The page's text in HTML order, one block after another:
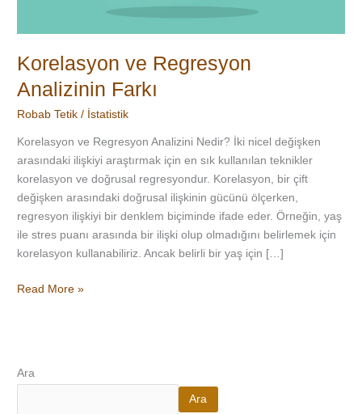
Korelasyon ve Regresyon
Analizinin Farkı
Robab Tetik/ İstatistik
Korelasyon ve Regresyon Analizini Nedir? İki nicel değişken
arasındaki ilişkiyi araştırmak için en sık kullanılan teknikler
korelasyon ve doğrusal regresyondur. Korelasyon, bir çift
değişken arasındaki doğrusal ilişkinin gücünü ölçerken,
regresyon ilişkiyi bir denklem biçiminde ifade eder. Örneğin, yaş
ile stres puanı arasında bir ilişki olup olmadığını belirlemek için
korelasyon kullanabiliriz. Ancak belirli bir yaş için […]
Read More »
Ara
Ara